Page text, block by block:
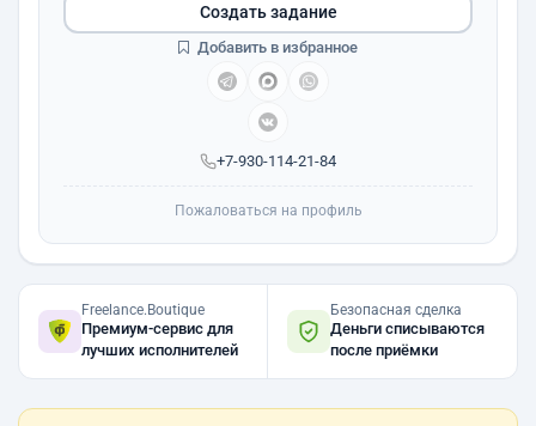
+7-930-114-21-84
Создать задание
Добавить в избранное
Пожаловаться на профиль
Freelance.Boutique
Премиум-сервис для
лучших исполнителей
Безопасная сделка
Деньги списываются
после приёмки